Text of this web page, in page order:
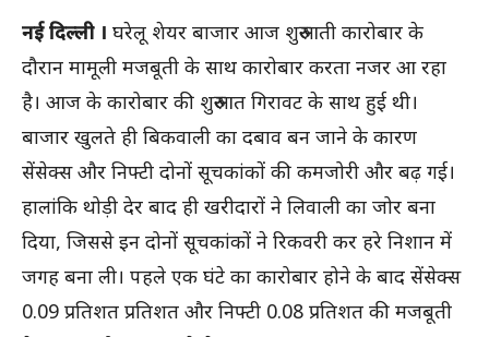
नई दिल्ली । घरेलू शेयर बाजार आज शुरुआती कारोबार के
दौरान मामूली मजबूती के साथ कारोबार करता नजर आ रहा
है। आज के कारोबार की शुरुआत गिरावट के साथ हुई थी।
बाजार खुलते ही बिकवाली का दबाव बन जाने के कारण
सेंसेक्स और निफ्टी दोनों सूचकांकों की कमजोरी और बढ़ गई।
हालांकि थोड़ी देर बाद ही खरीदारों ने लिवाली का जोर बना
दिया, जिससे इन दोनों सूचकांकों ने रिकवरी कर हरे निशान में
जगह बना ली। पहले एक घंटे का कारोबार होने के बाद सेंसेक्स
0.09 प्रतिशत प्रतिशत और निफ्टी 0.08 प्रतिशत की मजबूती